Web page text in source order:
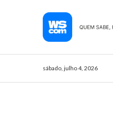
sábado, julho 4, 2026